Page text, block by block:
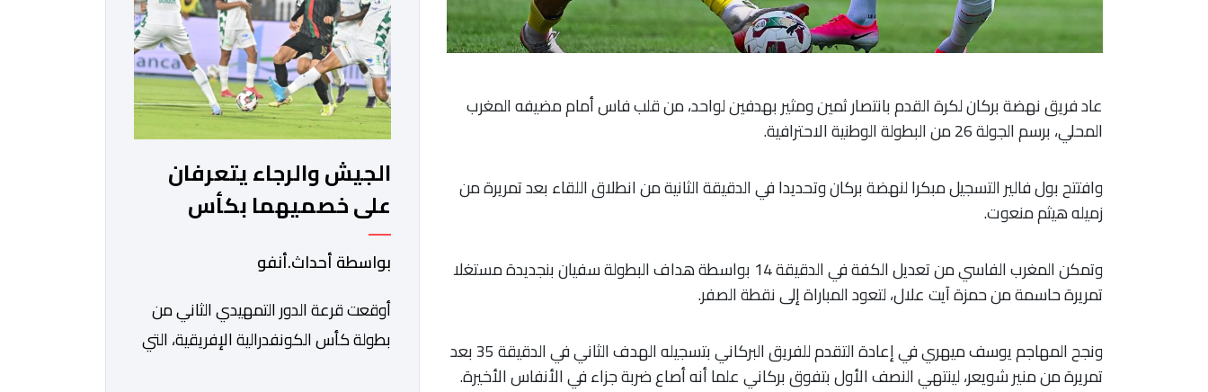
عاد فريق نهضة بركان لكرة القدم بانتصار ثمين ومثير بهدفين لواحد، من قلب فاس أمام مضيفه المغرب
المحلي، برسم الجولة 26 من البطولة الوطنية الاحترافية.
​وافتتح بول فالير التسجيل مبكرا لنهضة بركان وتحديدا في الدقيقة الثانية من انطلاق اللقاء بعد تمريرة من
زميله هيثم منعوت.
​وتمكن المغرب الفاسي من تعديل الكفة في الدقيقة 14 بواسطة هداف البطولة سفيان بنجديدة مستغلا
تمريرة حاسمة من حمزة آيت علال، لتعود المباراة إلى نقطة الصفر.
ونجح المهاجم يوسف ميهري في إعادة التقدم للفريق البركاني بتسجيله الهدف الثاني في الدقيقة 35 بعد
تمريرة من منير شويعر، لينتهي النصف الأول بتفوق بركاني علما أنه أصاع ضربة جزاء في الأنفاس الأخيرة.
الجيش والرجاء يتعرفان
على خصميهما بكأس
الكاف
بواسطة أحداث.أنفو
أوقعت قرعة الدور التمهيدي الثاني من
بطولة كأس الكونفدرالية الإفريقية، التي